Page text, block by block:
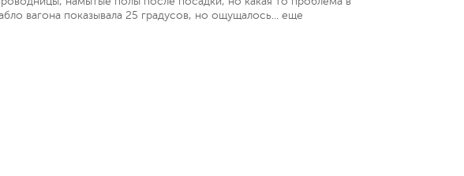
вагона показывала 25 градусов, но ощущалось...еще